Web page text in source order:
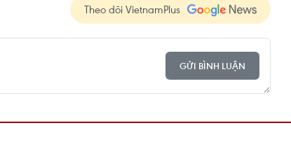
Theo dõi VietnamPlus
GỬI BÌNH LUẬN